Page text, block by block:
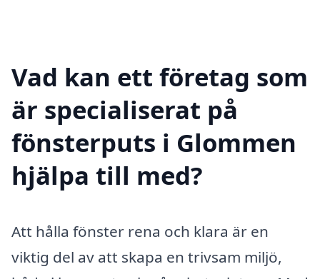
Vad kan ett företag som
är specialiserat på
fönsterputs i Glommen
hjälpa till med?
Att hålla fönster rena och klara är en
viktig del av att skapa en trivsam miljö,